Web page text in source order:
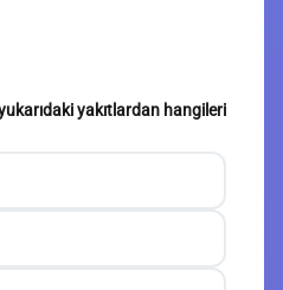
yakıtlardan hangileri